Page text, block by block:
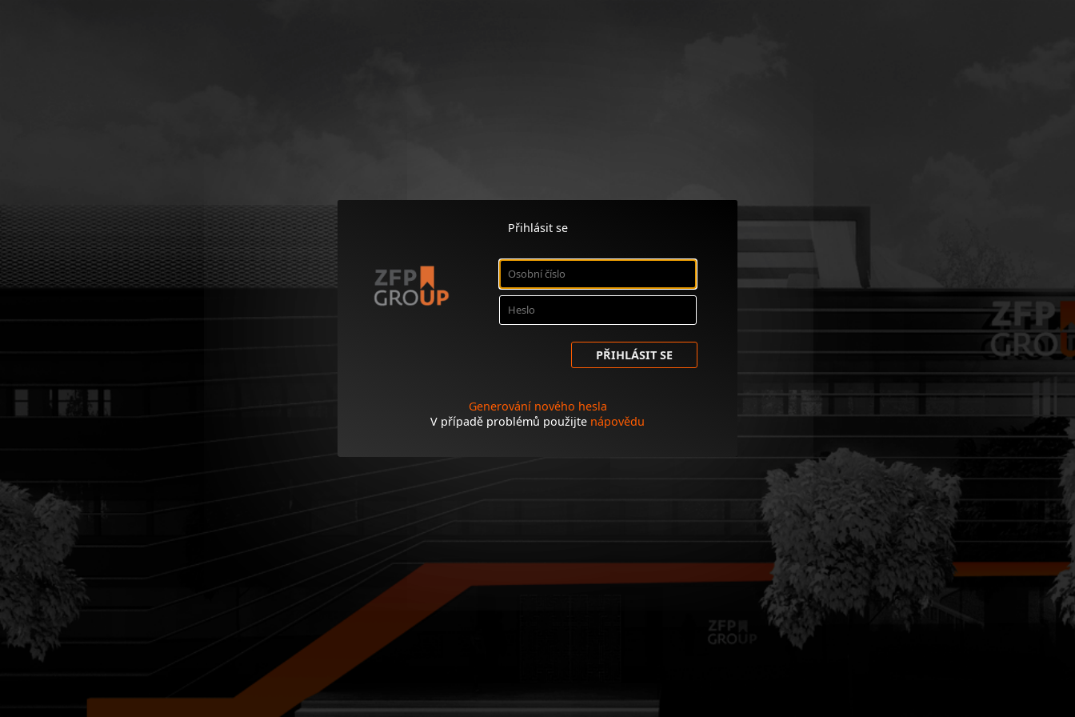
Přihlásit se
PŘIHLÁSIT SE
Generování nového hesla
V případě problémů použijte nápovědu